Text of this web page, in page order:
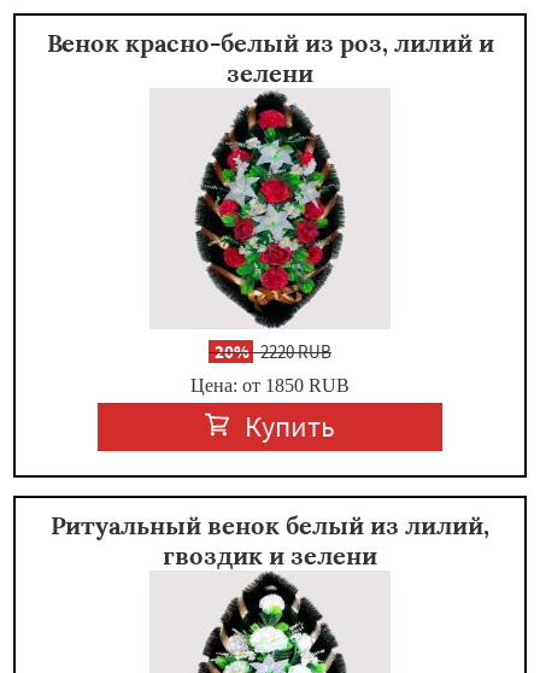
Венок красно-белый из роз, лилий и
зелени
-20%2220 RUB
Цена: от 1850 RUB
Купить
Ритуальный венок белый из лилий,
гвоздик и зелени